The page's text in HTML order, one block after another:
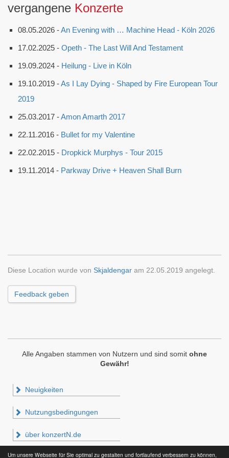
Um unsere Webseite für Sie optimal zu gestalten und fortlaufend verbessern zu können,
vergangene Konzerte
08.05.2026 -An Evening with … Machine Head - Köln 2026
17.02.2025 - Opeth - The Last Will And Testament
19.09.2024 - Heilung - Live in Köln
19.10.2019 -As I Lay Dying - Shaped by Fire European Tour
2019
25.03.2017 -Amon Amarth 2017
22.11.2016 - Bullet for my Valentine
22.02.2015 - Dropkick Murphys - Tour 2015
19.11.2014 - Parkway Drive + Heaven Shall Burn
Diese Location wurde von Skjaldengar am 22.05.2019 angelegt.
Feedback geben
Alle Angaben stammen von Nutzern und sind somit ohne
Gewähr!
Neuigkeiten
Nutzungsbedingungen
über konzertN.de